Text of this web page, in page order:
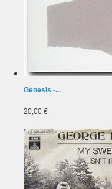
Genesis -...
20,00 €